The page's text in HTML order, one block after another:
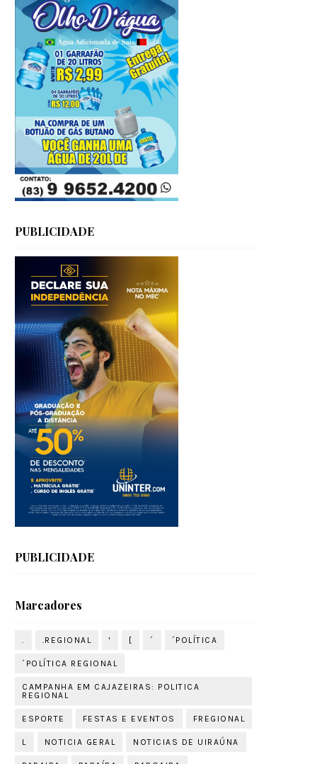
PUBLICIDADE
PUBLICIDADE
Marcadores
. .REGIONAL ' [ ´ ´POLÍTICA
´POLÍTICA REGIONAL
CAMPANHA EM CAJAZEIRAS: POLITICA
REGIONAL
ESPORTE FESTAS E EVENTOS FREGIONAL
L NOTICIA GERAL NOTICIAS DE UIRAÚNA